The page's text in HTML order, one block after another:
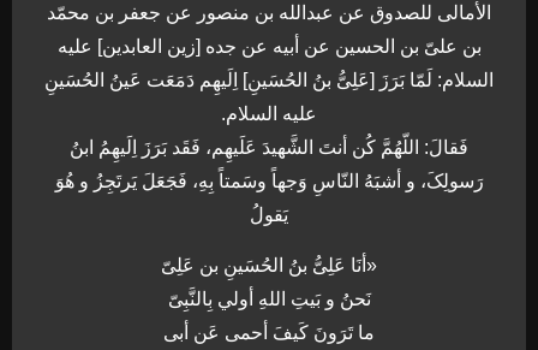
الأمالی للصدوق عن عبدالله بن منصور عن جعفر بن محمّد
بن علیّ بن الحسین عن أبیه عن جده [زين العابدین] علیه
السلام: لَمّا بَرَزَ [عَلِیُّ بنُ الحُسَینِ] اِلَيهِم دَمَعَت عَینُ الحُسَینِ
علیه السلام.
فَقالَ: اللّهُمَّ کُن أنتَ الشَّهیدَ عَلَیهِم، فَقَد بَرَزَ اِلَیهِمُ ابنُ
رَسولِکَ، و أشبَهُ النّاسِ وَجهاً وسَمتاً بِهِ، فَجَعَلَ یَرتَجِزُ و هُوَ
یَقولُ
«أنَا عَلِیُّ بنُ الحُسَینِ بن عَلِیّ
نَحنُ و بَیتِ اللهِ أولي بِالنَّبِیّ
ما تَرَونَ کَیفَ أحمی عَن أبی